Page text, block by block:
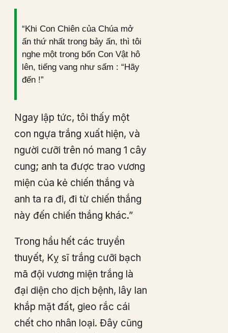
“Khi Con Chiên của Chúa mở
ấn thứ nhất trong bảy ấn, thì tôi
nghe một trong bốn Con Vật hô
lên, tiếng vang như sấm : “Hãy
đến !”
Ngay lập tức, tôi thấy một
con ngựa trắng xuất hiện, và
người cưỡi trên nó mang 1 cây
cung; anh ta được trao vương
miện của kẻ chiến thắng và
anh ta ra đi, đi từ chiến thắng
này đến chiến thắng khác.”
Trong hầu hết các truyền
thuyết, Kỵ sĩ trắng cưỡi bạch
mã đội vương miện trắng là
đại diện cho dịch bệnh, lây lan
khắp mặt đất, gieo rắc cái
chết cho nhân loại. Đây cũng